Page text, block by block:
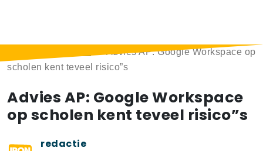
Advies AP: Google Workspace op
scholen kent teveel risico”s
Advies AP: Google Workspace
op scholen kent teveel risico”s
redactie